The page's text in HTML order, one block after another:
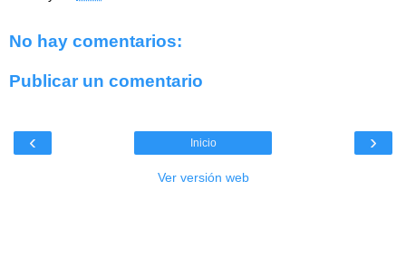
No hay comentarios:
Publicar un comentario
‹ ›
Inicio
Ver versión web